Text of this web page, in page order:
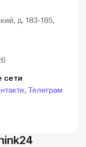
д. 183-185,
сети
, Телеграм